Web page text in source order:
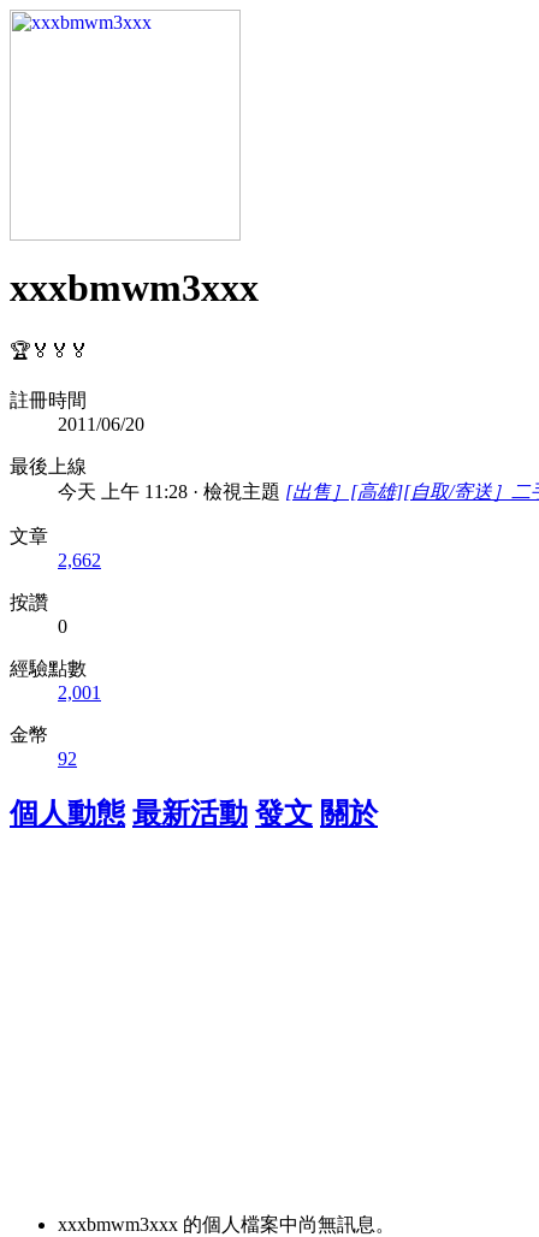
xxxbmwm3xxx
🏆🏅🏅🏅
註冊時間
2011/06/20
最後上線
今天 上午 11:28 · 檢視主題 [出售］[高雄][自取/寄送］二
文章
2,662
按讚
0
經驗點數
2,001
金幣
92
個人動態 最新活動 發文 關於
xxxbmwm3xxx 的個人檔案中尚無訊息。